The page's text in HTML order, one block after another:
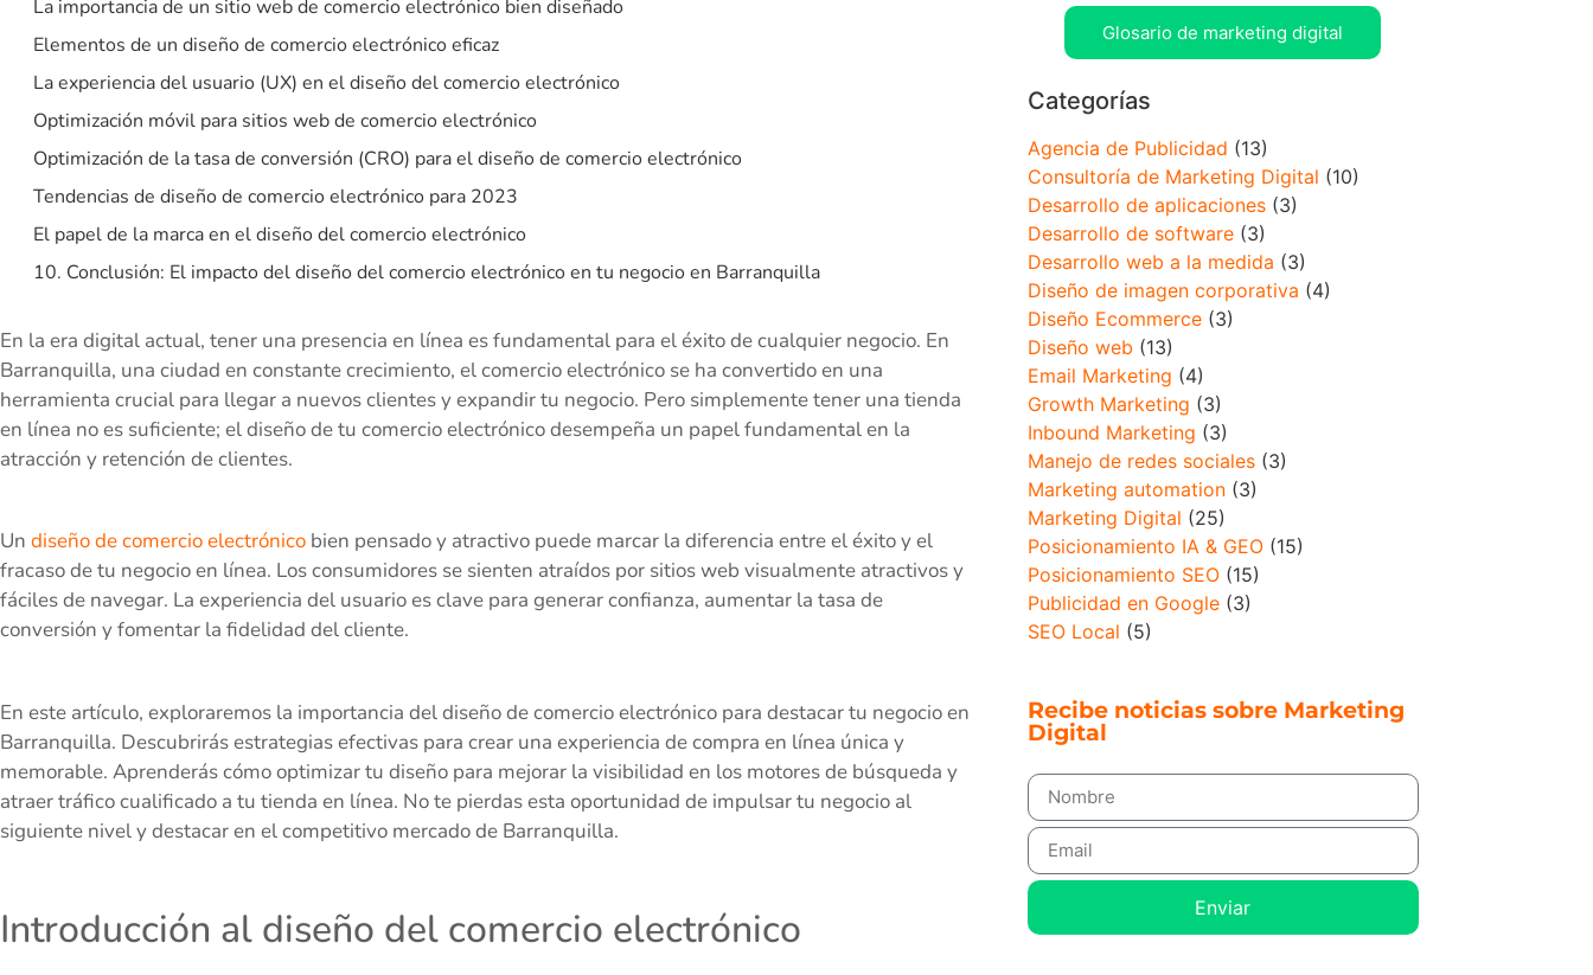
La importancia de un sitio web de comercio electrónico bien diseñado
Elementos de un diseño de comercio electrónico eficaz
La experiencia del usuario (UX) en el diseño del comercio electrónico
Optimización móvil para sitios web de comercio electrónico
Optimización de la tasa de conversión (CRO) para el diseño de comercio electrónico
Tendencias de diseño de comercio electrónico para 2023
El papel de la marca en el diseño del comercio electrónico
10. Conclusión: El impacto del diseño del comercio electrónico en tu negocio en Barranquilla
En la era digital actual, tener una presencia en línea es fundamental para el éxito de cualquier negocio. En
Barranquilla, una ciudad en constante crecimiento, el comercio electrónico se ha convertido en una
herramienta crucial para llegar a nuevos clientes y expandir tu negocio. Pero simplemente tener una tienda
en línea no es suficiente; el diseño de tu comercio electrónico desempeña un papel fundamental en la
atracción y retención de clientes.
Un diseño de comercio electrónico bien pensado y atractivo puede marcar la diferencia entre el éxito y el
fracaso de tu negocio en línea. Los consumidores se sienten atraídos por sitios web visualmente atractivos y
fáciles de navegar. La experiencia del usuario es clave para generar confianza, aumentar la tasa de
conversión y fomentar la fidelidad del cliente.
En este artículo, exploraremos la importancia del diseño de comercio electrónico para destacar tu negocio en
Barranquilla. Descubrirás estrategias efectivas para crear una experiencia de compra en línea única y
memorable. Aprenderás cómo optimizar tu diseño para mejorar la visibilidad en los motores de búsqueda y
atraer tráfico cualificado a tu tienda en línea. No te pierdas esta oportunidad de impulsar tu negocio al
siguiente nivel y destacar en el competitivo mercado de Barranquilla.
Introducción al diseño del comercio electrónico
Glosario de marketing digital
Categorías
Agencia de Publicidad (13)
Consultoría de Marketing Digital (10)
Desarrollo de aplicaciones(3)
Desarrollo de software(3)
Desarrollo web a la medida (3)
Diseño de imagen corporativa (4)
Diseño Ecommerce(3)
Diseño web (13)
Email Marketing (4)
Growth Marketing (3)
Inbound Marketing (3)
Manejo de redes sociales(3)
Marketing automation(3)
Marketing Digital (25)
Posicionamiento IA & GEO(15)
Posicionamiento SEO(15)
Publicidad en Google(3)
SEO Local (5)
Recibe noticias sobre Marketing
Digital
Enviar